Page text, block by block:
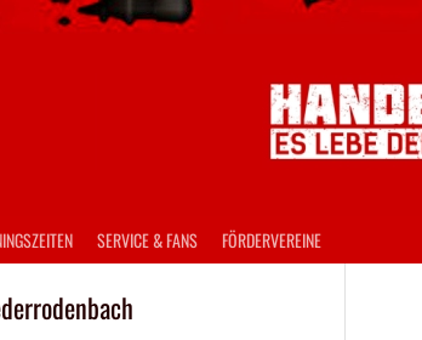
SERVICE & FANS FÖRDERVEREINE